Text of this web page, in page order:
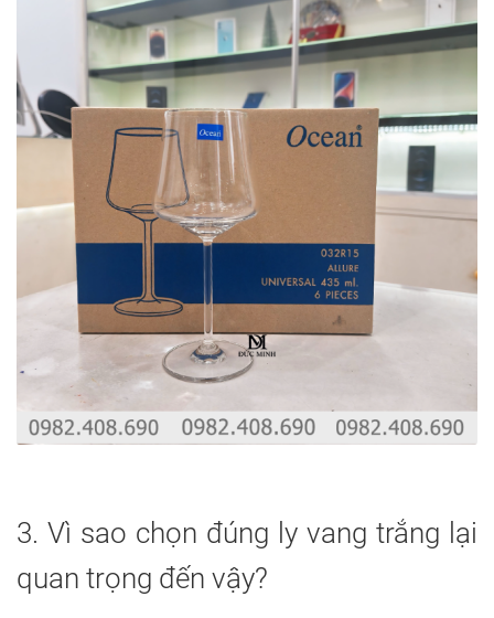
3. Vì sao chọn đúng ly vang trắng lại
quan trọng đến vậy?